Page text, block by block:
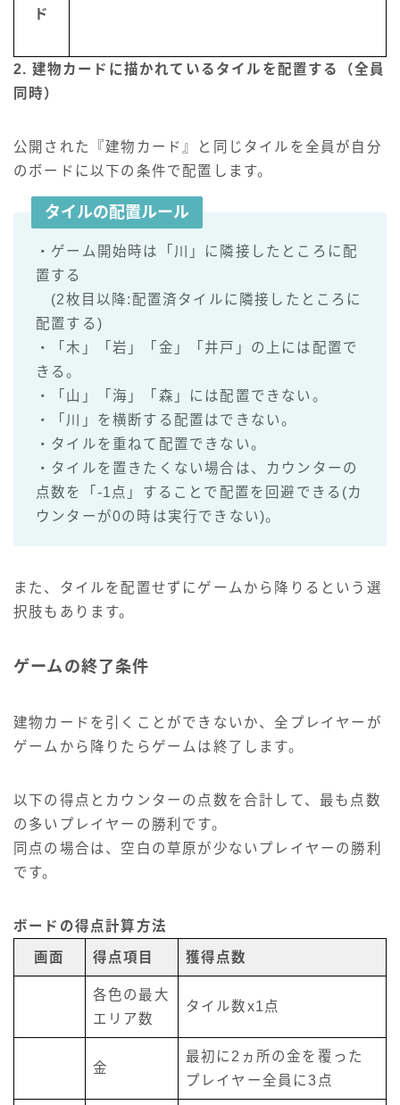
ド
2. 建物カードに描かれているタイルを配置する（全員
同時）
公開された『建物カード』と同じタイルを全員が自分
のボードに以下の条件で配置します。
タイルの配置ルール
・ゲーム開始時は「川」に隣接したところに配
置する
(2枚目以降:配置済タイルに隣接したところに
配置する)
・「木」「岩」「金」「井戸」の上には配置で
きる。
・「山」「海」「森」には配置できない。
・「川」を横断する配置はできない。
・タイルを重ねて配置できない。
・タイルを置きたくない場合は、カウンターの
点数を「-1点」することで配置を回避できる(カ
ウンターが0の時は実行できない)。
また、タイルを配置せずにゲームから降りるという選
択肢もあります。
ゲームの終了条件
建物カードを引くことができないか、全プレイヤーが
ゲームから降りたらゲームは終了します。
以下の得点とカウンターの点数を合計して、最も点数
の多いプレイヤーの勝利です。
同点の場合は、空白の草原が少ないプレイヤーの勝利
です。
ボードの得点計算方法
画面 得点項目 獲得点数
各色の最大
エリア数
タイル数x1点
金
最初に2ヵ所の金を覆った
プレイヤー全員に3点